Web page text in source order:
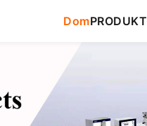
DomPRODUKT